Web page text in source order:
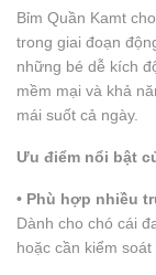
Bỉm Quần Kamt
trong giai đoạn
những bé dễ kích
mềm mại và khả
mái suốt cả ngày.
Ưu điểm nổi bật
• Phù hợp nhiều
Dành cho chó cái
hoặc cần kiểm soát